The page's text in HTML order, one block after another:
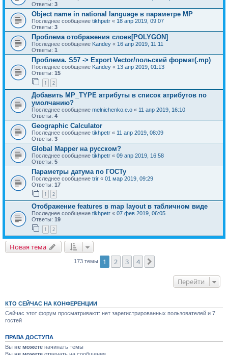
Ответы: 3
Object name in national language в параметре MP
Последнее сообщение tikhpetr « 18 апр 2019, 09:07
Ответы: 3
Проблема отображения слоев[POLYGON]
Последнее сообщение Kandey « 16 апр 2019, 11:11
Ответы: 1
Проблема. S57 -> Export Vector/польский формат(.mp)
Последнее сообщение Kandey « 13 апр 2019, 01:13
Ответы: 15
1 2
Добавить MP_TYPE атрибуты в список атрибутов по
умолчанию?
Последнее сообщение melnichenko.e.o « 11 апр 2019, 16:10
Ответы: 4
Geographic Calculator
Последнее сообщение tikhpetr « 11 апр 2019, 08:09
Ответы: 3
Global Mapper на русском?
Последнее сообщение tikhpetr « 09 апр 2019, 16:58
Ответы: 5
Параметры датума по ГОСТу
Последнее сообщение trir « 01 мар 2019, 09:29
Ответы: 17
1 2
Отображение features в map layout в табличном виде
Последнее сообщение tikhpetr « 07 фев 2019, 06:05
Ответы: 19
1 2
Новая тема
173 темы 1 2 3 4
Перейти
КТО СЕЙЧАС НА КОНФЕРЕНЦИИ
Сейчас этот форум просматривают: нет зарегистрированных пользователей и 7
гостей
ПРАВА ДОСТУПА
Вы не можете начинать темы